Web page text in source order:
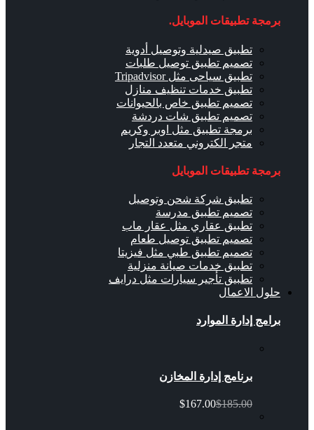
برمجة تطبيقات الموبايل.
تطبيق صيدلية وتوصيل أدوية
تصميم تطبيق توصيل طلبات
تطبيق سياحى مثل Tripadvisor
تطبيق خدمات تنظيف منازل
تصميم تطبيق خاص بالحيوانات
تصميم تطبيق شات دردشة
برمجة تطبيق مثل اوبر وكريم
متجر الكتروني متعدد التجار
برمجة تطبيقات الموبايل
تطبيق شركة شحن وتوصيل
تصميم تطبيق مدرسة
تطبيق عقاري مثل عقار ماب
تصميم تطبيق توصيل طعام
تصميم تطبيق طبي مثل فيزيتا
تطبيق خدمات صيانة منزلية
تطبيق تأجير سيارات مثل درايف
حلول الاعمال
برامج إدارة الموارد
برنامج إدارة المخازن
$167.00$185.00